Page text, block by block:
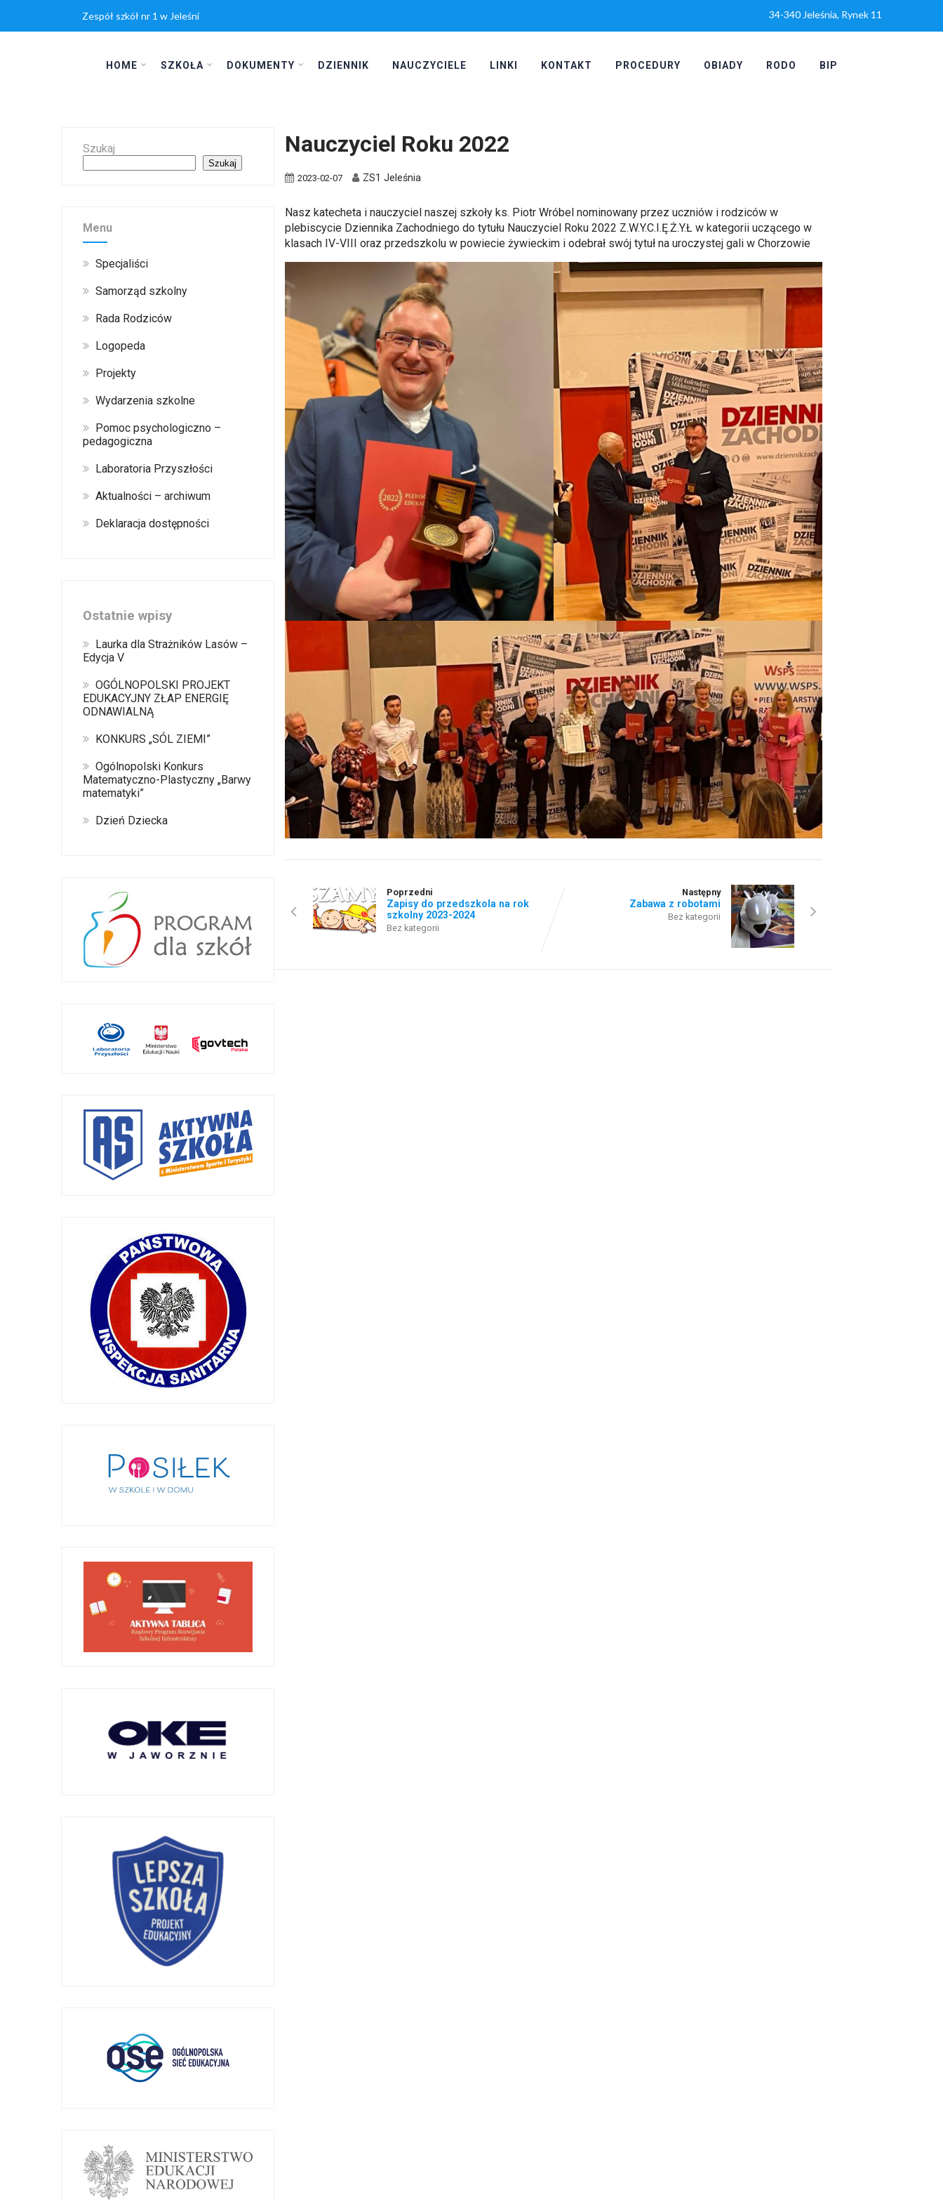
Zespół szkół nr 1 w Jeleśni 34-340 Jeleśnia, Rynek 11
HOME SZKOŁA DOKUMENTY DZIENNIK NAUCZYCIELE LINKI KONTAKT PROCEDURY OBIADY RODO BIP
Szukaj
Szukaj
Menu
Specjaliści
Samorząd szkolny
Rada Rodziców
Logopeda
Projekty
Wydarzenia szkolne
Pomoc psychologiczno –
pedagogiczna
Laboratoria Przyszłości
Aktualności – archiwum
Deklaracja dostępności
Ostatnie wpisy
Laurka dla Strażników Lasów –
Edycja V
OGÓLNOPOLSKI PROJEKT
EDUKACYJNY ZŁAP ENERGIĘ
ODNAWIALNĄ
KONKURS „SÓL ZIEMI”
Ogólnopolski Konkurs
Matematyczno-Plastyczny „Barwy
matematyki”
Dzień Dziecka
Nauczyciel Roku 2022
2023-02-07 ZS1 Jeleśnia
Nasz katecheta i nauczyciel naszej szkoły ks. Piotr Wróbel nominowany przez uczniów i rodziców w
plebiscycie Dziennika Zachodniego do tytułu Nauczyciel Roku 2022 Z.W.Y.C.I.Ę.Ż.Y.Ł w kategorii uczącego w
klasach IV-VIII oraz przedszkolu w powiecie żywieckim i odebrał swój tytuł na uroczystej gali w Chorzowie
Poprzedni
Zapisy do przedszkola na rok
szkolny 2023-2024
Bez kategorii
Następny
Zabawa z robotami
Bez kategorii